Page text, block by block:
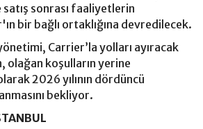
satış sonrası faaliyetlerin
bir bağlı ortaklığına devredilecek.
Carrier’la yolları ayıracak
olağan koşulların yerine
2026 yılının dördüncü
bekliyor.